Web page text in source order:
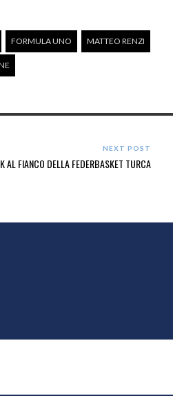
FORMULA UNO MATTEO RENZI
NEXT POST
AL FIANCO DELLA FEDERBASKET TURCA